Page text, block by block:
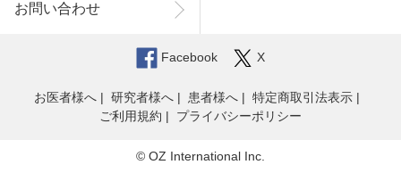
お問い合わせ
Facebook X
お医者様へ 研究者様へ 患者様へ
特定商取引法表示
ご利用規約
プライバシーポリシー
© OZ International Inc.